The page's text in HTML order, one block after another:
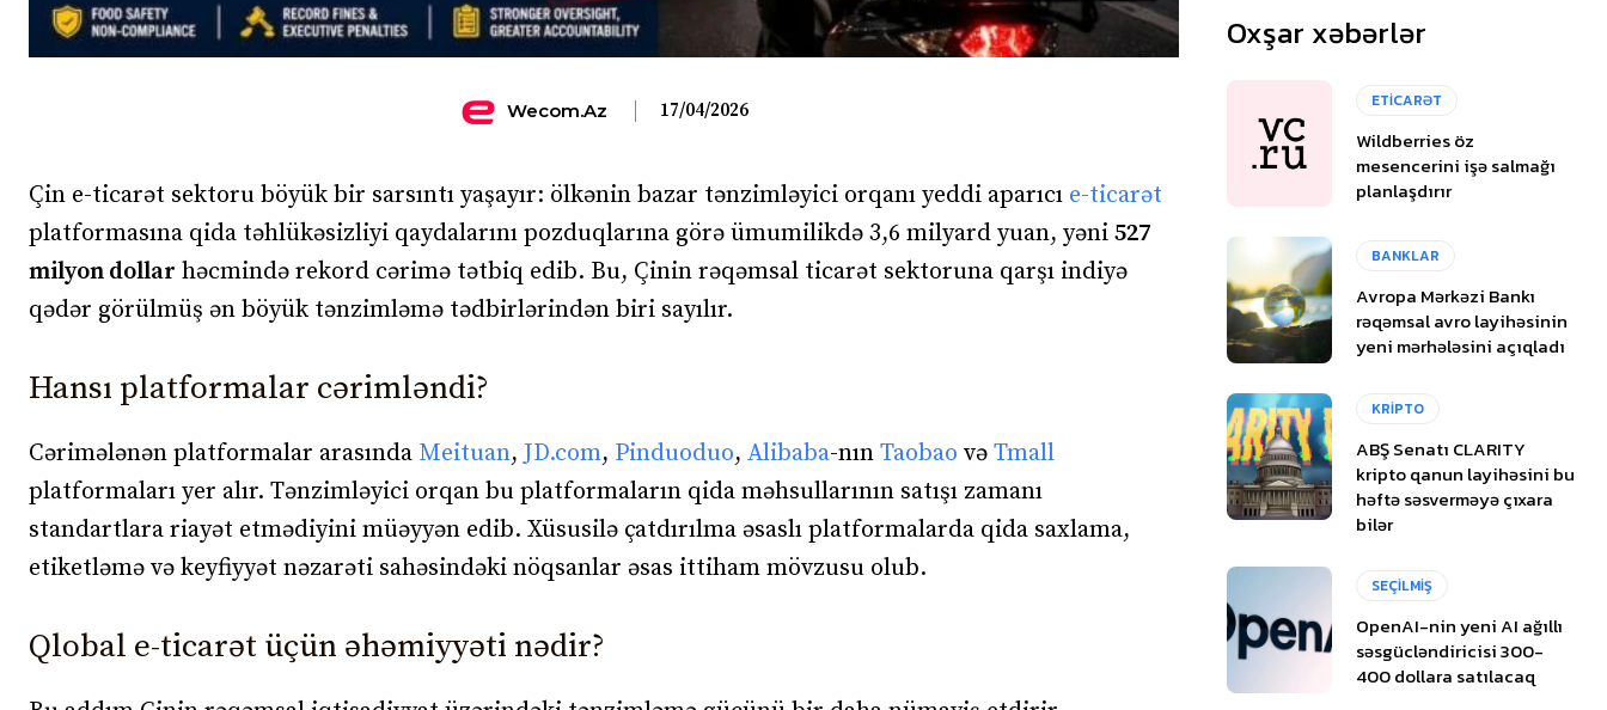
Wecom.az 17/04/2026
Çin e-ticarət sektoru böyük bir sarsıntı yaşayır: ölkənin bazar tənzimləyici orqanı yeddi aparıcı e-ticarət
platformasına qida təhlükəsizliyi qaydalarını pozduqlarına görə ümumilikdə 3,6 milyard yuan, yəni 527
milyon dollar həcmində rekord cərimə tətbiq edib. Bu, Çinin rəqəmsal ticarət sektoruna qarşı indiyə
qədər görülmüş ən böyük tənzimləmə tədbirlərindən biri sayılır.
Hansı platformalar cərimləndi?
Cərimələnən platformalar arasında Meituan,JD.com, Pinduoduo, Alibaba-nın Taobao və Tmall
platformaları yer alır. Tənzimləyici orqan bu platformaların qida məhsullarının satışı zamanı
standartlara riayət etmədiyini müəyyən edib. Xüsusilə çatdırılma əsaslı platformalarda qida saxlama,
etiketləmə və keyfiyyət nəzarəti sahəsindəki nöqsanlar əsas ittiham mövzusu olub.
Qlobal e-ticarət üçün əhəmiyyəti nədir?
Oxşar xəbərlər
ETİCARƏT
Wildberries öz
mesencerini işə salmağı
planlaşdırır
BANKLAR
Avropa Mərkəzi Bankı
rəqəmsal avro layihəsinin
yeni mərhələsini açıqladı
KRİPTO
ABŞ Senatı CLARITY
kripto qanun layihəsini bu
həftə səsverməyə çıxara
bilər
SEÇİLMİŞ
OpenAI-nin yeni AI ağıllı
səsgücləndiricisi 300-
400 dollara satılacaq